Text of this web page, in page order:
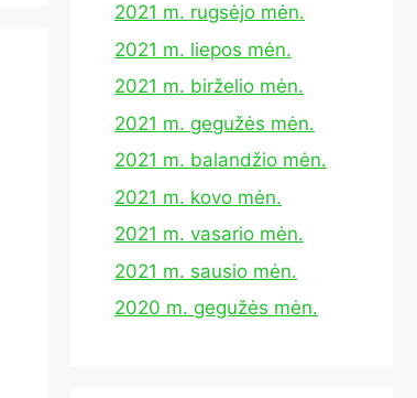
2021 m. rugsėjo mėn.
2021 m. liepos mėn.
2021 m. birželio mėn.
2021 m. gegužės mėn.
2021 m. balandžio mėn.
2021 m. kovo mėn.
2021 m. vasario mėn.
2021 m. sausio mėn.
2020 m. gegužės mėn.